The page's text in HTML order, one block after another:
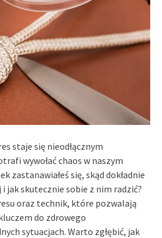
staje się nieodłącznym
wywołać chaos w naszym
zastanawiałeś się, skąd dokładnie
jak skutecznie sobie z nim radzić?
oraz technik, które pozwalają
do zdrowego
sytuacjach. Warto zgłębić, jak